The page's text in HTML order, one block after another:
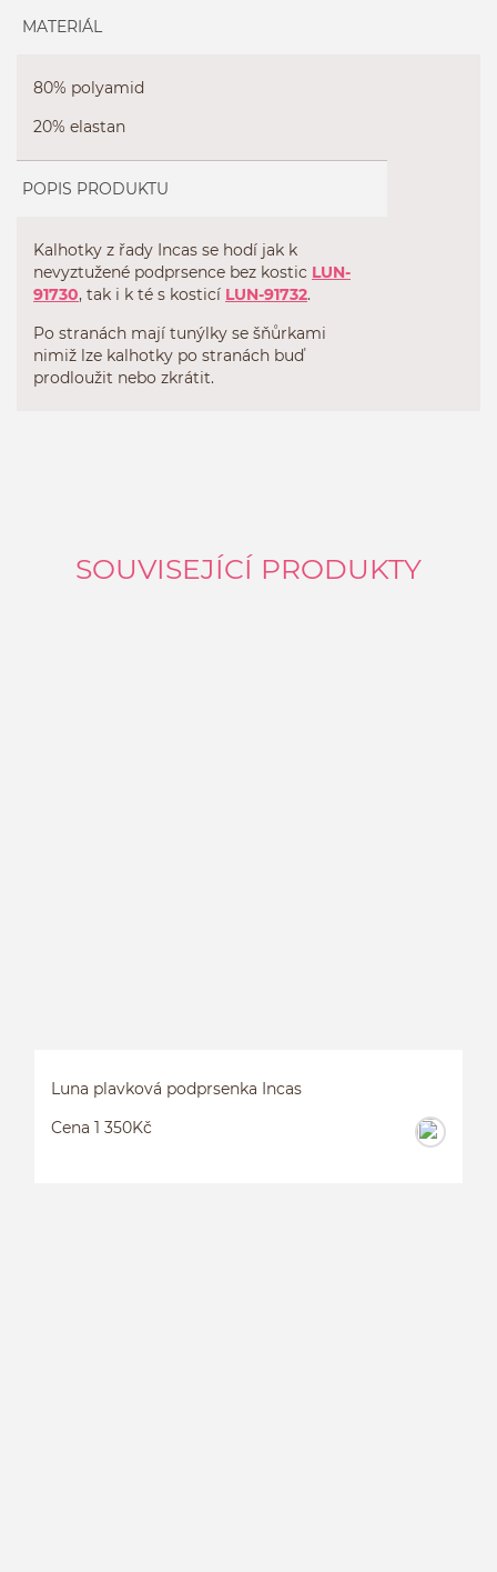
MATERIÁL
80% polyamid
20% elastan
POPIS PRODUKTU
Kalhotky z řady Incas se hodí jak k
nevyztužené podprsence bez kostic LUN-
91730, tak i k té s kosticí LUN-91732.
Po stranách mají tunýlky se šňůrkami
nimiž lze kalhotky po stranách buď
prodloužit nebo zkrátit.
SOUVISEJÍCÍ PRODUKTY
Luna plavková podprsenka Incas
Cena 1 350Kč